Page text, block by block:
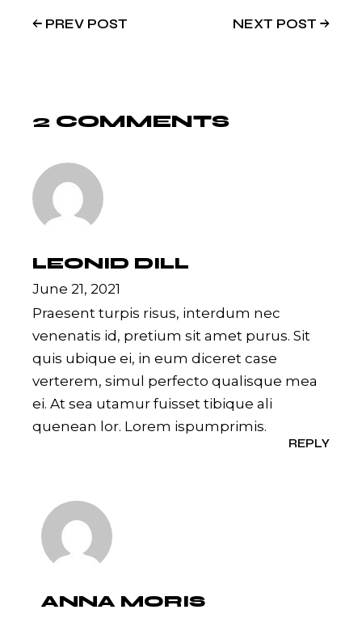
PREV POST NEXT POST
2 COMMENTS
LEONID DILL
June 21, 2021
Praesent turpis risus, interdum nec
venenatis id, pretium sit amet purus. Sit
quis ubique ei, in eum diceret case
verterem, simul perfecto qualisque mea
ei. At sea utamur fuisset tibique ali
quenean lor. Lorem ispumprimis.
REPLY
ANNA MORIS